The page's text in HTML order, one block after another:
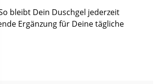
bleibt Dein Duschgel jederzeit
Ergänzung für Deine tägliche